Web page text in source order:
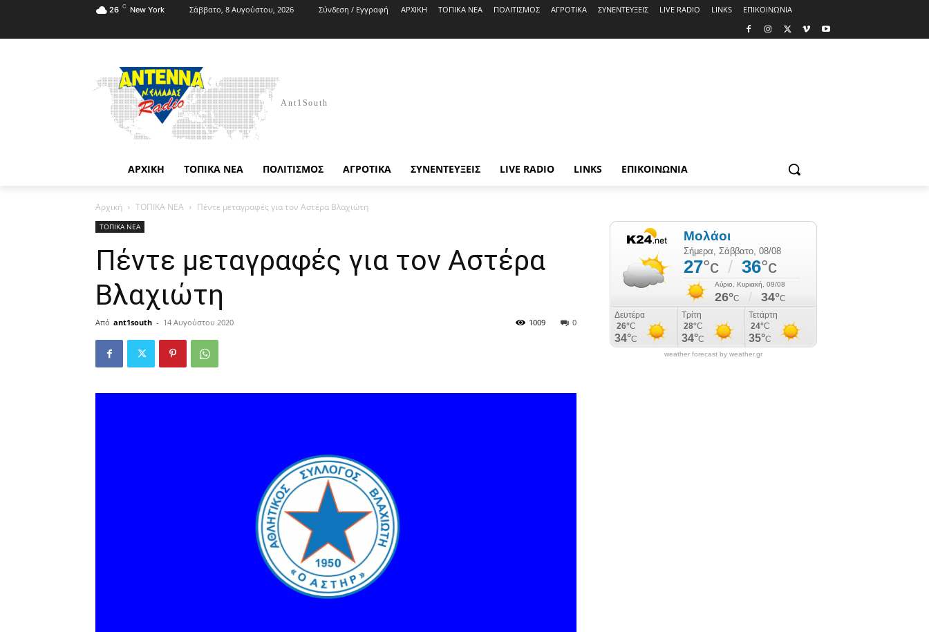
26 C New York Σάββατο, 8 Αυγούστου, 2026 Σύνδεση / Εγγραφή ΑΡΧΙΚΗ ΤΟΠΙΚΑ ΝΕΑ ΠΟΛΙΤΙΣΜΟΣ ΑΓΡΟΤΙΚΑ ΣΥΝΕΝΤΕΥΞΕΙΣ LIVE RADIO LINKS ΕΠΙΚΟΙΝΩΝΙΑ
Ant1South
ΑΡΧΙΚΗ ΤΟΠΙΚΑ ΝΕΑ ΠΟΛΙΤΙΣΜΟΣ ΑΓΡΟΤΙΚΑ ΣΥΝΕΝΤΕΥΞΕΙΣ LIVE RADIO LINKS ΕΠΙΚΟΙΝΩΝΙΑ
Αρχική ΤΟΠΙΚΑ ΝΕΑ Πέντε μεταγραφές για τον Αστέρα Βλαχιώτη
ΤΟΠΙΚΑ ΝΕΑ
Πέντε μεταγραφές για τον Αστέρα
Βλαχιώτη
Από ant1south - 14 Αυγούστου 2020 0
1009
weather forecast by weather.gr